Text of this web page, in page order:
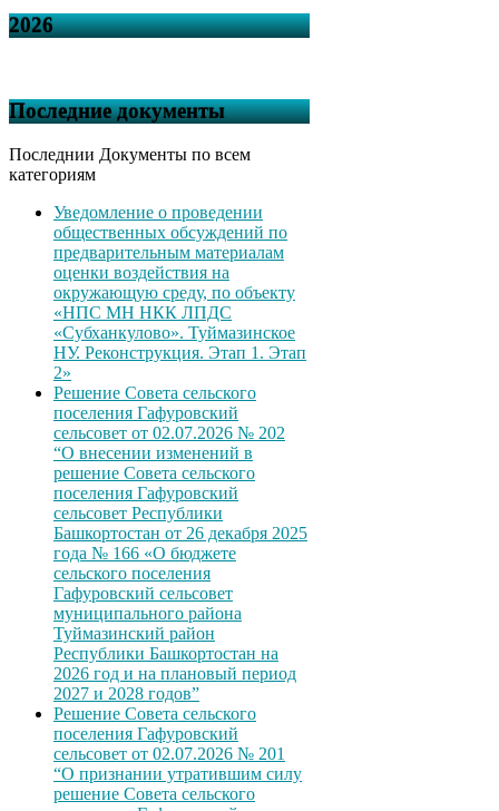
2026
Последние документы
Последнии Документы по всем
категориям
Уведомление о проведении
общественных обсуждений по
предварительным материалам
оценки воздействия на
окружающую среду, по объекту
«НПС МН НКК ЛПДС
«Субханкулово». Туймазинское
НУ. Реконструкция. Этап 1. Этап
2»
Решение Совета сельского
поселения Гафуровский
сельсовет от 02.07.2026 № 202
“О внесении изменений в
решение Совета сельского
поселения Гафуровский
сельсовет Республики
Башкортостан от 26 декабря 2025
года № 166 «О бюджете
сельского поселения
Гафуровский сельсовет
муниципального района
Туймазинский район
Республики Башкортостан на
2026 год и на плановый период
2027 и 2028 годов”
Решение Совета сельского
поселения Гафуровский
сельсовет от 02.07.2026 № 201
“О признании утратившим силу
решение Совета сельского